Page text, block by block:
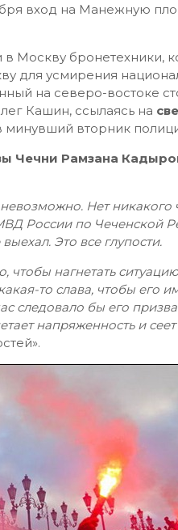
вход на Манежную
Москву бронетехники,
для усмирения
на северо-востоке
Кашин, ссылаясь на
минувший вторник
Чечни Рамзана
Нет никакого
России по Чеченской
Это все глупости.
чтобы нагнетать
то слава, чтобы его
следовало бы его
напряженность и